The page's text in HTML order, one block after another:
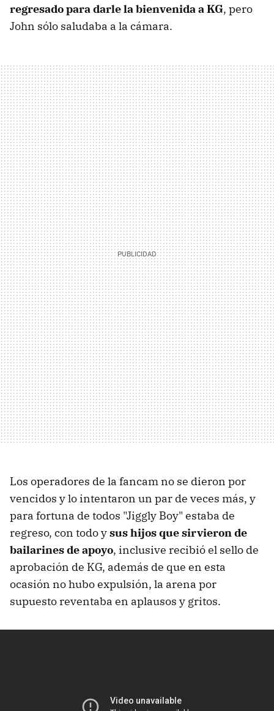
regresado para darle la bienvenida a KG, pero
John sólo saludaba a la cámara.
Los operadores de la fancam no se dieron por
vencidos y lo intentaron un par de veces más, y
para fortuna de todos "Jiggly Boy" estaba de
regreso, con todo ysus hijos que sirvieron de
bailarines de apoyo, inclusive recibió el sello de
aprobación de KG, además de que en esta
ocasión no hubo expulsión, la arena por
supuesto reventaba en aplausos y gritos.